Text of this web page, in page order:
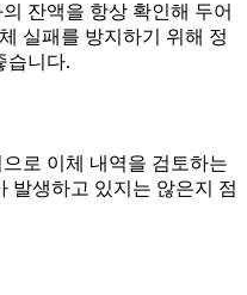
잔액을 항상 확인해 두어
실패를 방지하기 위해 정
습니다.
로 이체 내역을 검토하는
발생하고 있지는 않은지 점